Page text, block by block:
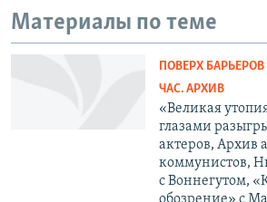
Материалы по теме
ПОВЕРХ
ЧАС. АРХИВ
«Великая
глазами
актеров, Архив
коммунистов,
с Воннегутом,